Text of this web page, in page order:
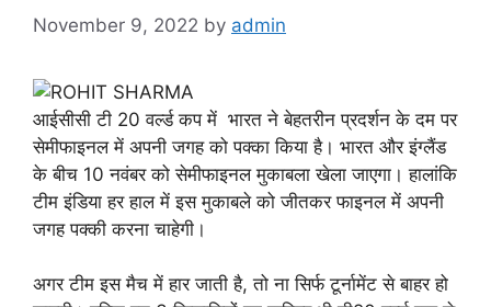
November 9, 2022 by admin
आईसीसी टी 20 वर्ल्ड कप में भारत ने बेहतरीन प्रदर्शन के दम पर
सेमीफाइनल में अपनी जगह को पक्का किया है। भारत और इंग्लैंड
के बीच 10 नवंबर को सेमीफाइनल मुकाबला खेला जाएगा। हालांकि
टीम इंडिया हर हाल में इस मुकाबले को जीतकर फाइनल में अपनी
जगह पक्की करना चाहेगी।
अगर टीम इस मैच में हार जाती है, तो ना सिर्फ टूर्नामेंट से बाहर हो